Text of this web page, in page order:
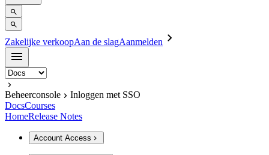
Zakelijke verkoopAan de slagAanmelden
Beheerconsole
Inloggen met SSO
DocsCourses
HomeRelease Notes
Account Access